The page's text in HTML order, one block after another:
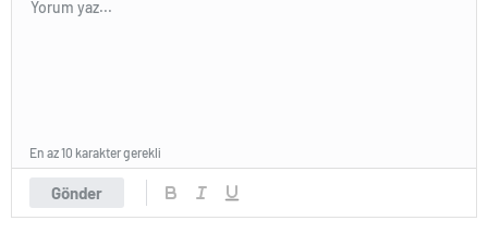
Gönder
En az 10 karakter gerekli